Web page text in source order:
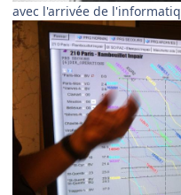
avec l'arrivée de